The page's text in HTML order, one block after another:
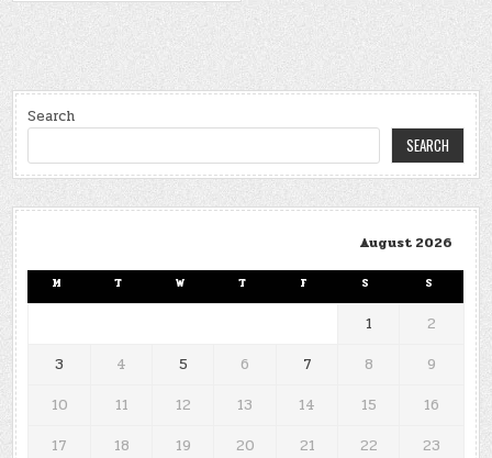
Search
SEARCH
August 2026
M T W T F S S
1
2
3
4 5 6 7 8
9
10
11 12 13 14 15
16
17
18 19 20 21 22
23